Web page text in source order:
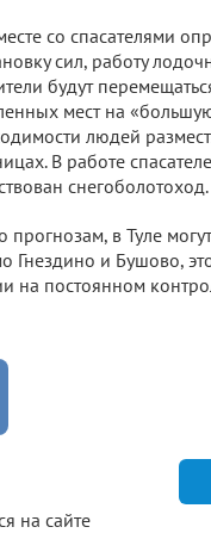
со спасателями
сил, работу
будут
мест на
людей
В работе
снегоболотоход.
прогнозам, в Туле
Гнездино и Бушово,
на постоянном
на сайте